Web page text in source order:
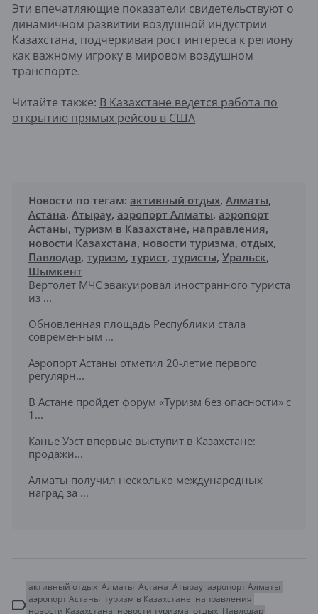
Эти впечатляющие показатели свидетельствуют о
динамичном развитии воздушной индустрии
Казахстана, подчеркивая рост интереса к региону
как важному игроку в мировом воздушном
транспорте.
Читайте также: В Казахстане ведется работа по
открытию прямых рейсов в США
Новости по тегам: активный отдых, Алматы,
Астана, Атырау, аэропорт Алматы, аэропорт
Астаны, туризм в Казахстане, направления,
новости Казахстана, новости туризма, отдых,
Павлодар, туризм, турист, туристы, Уральск,
Шымкент
Вертолет МЧС эвакуировал иностранного туриста
из ...
Обновленная площадь Республики стала
современным ...
Аэропорт Астаны отметил 20-летие первого
регулярн...
В Астане пройдет форум «Туризм без опасности» с
1...
Канье Уэст впервые выступит в Казахстане:
продажи...
Алматы получил несколько международных
наград за ...
активный отдых Алматы Астана Атырау аэропорт Алматы
аэропорт Астаны туризм в Казахстане направления
новости Казахстана новости туризма отдых Павлодар